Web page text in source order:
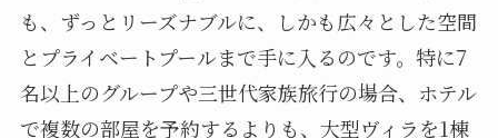
も、ずっとリーズナブルに、しかも広々とした空間
とプライベートプールまで手に入るのです。特に7
名以上のグループや三世代家族旅行の場合、ホテル
で複数の部屋を予約するよりも、大型ヴィラを1棟